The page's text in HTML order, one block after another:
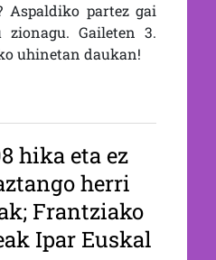
Aspaldiko partez gai
Gaileten 3.
uhinetan daukan!
hika eta ez
herri
Frantziako
Ipar Euskal